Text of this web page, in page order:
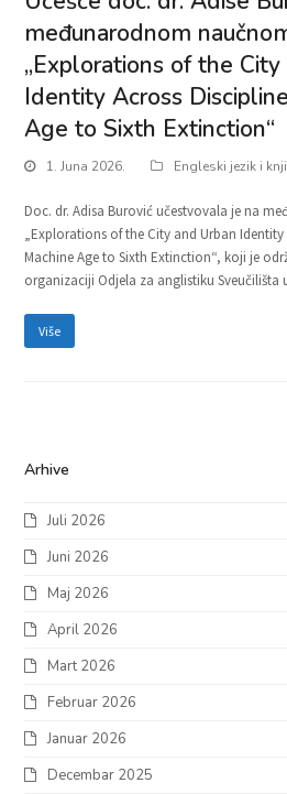
međunarodnom
„Explorations of the
Identity Across
Age to Sixth Extinction“
1. Juna 2026. Engleski jezik i
Doc. dr. Adisa Burović učestvovala je na
„Explorations of the City and Urban Identity
Machine Age to Sixth Extinction“, koji je
organizaciji Odjela za anglistiku
Više
Arhive
Juli 2026
Juni 2026
Maj 2026
April 2026
Mart 2026
Februar 2026
Januar 2026
Decembar 2025